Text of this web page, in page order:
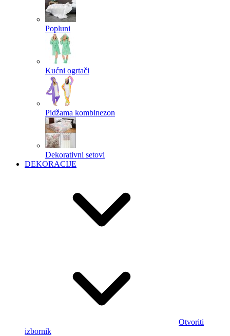
Popluni
Kućni ogrtači
Pidžama kombinezon
Dekorativni setovi
DEKORACIJE
Otvoriti
izbornik